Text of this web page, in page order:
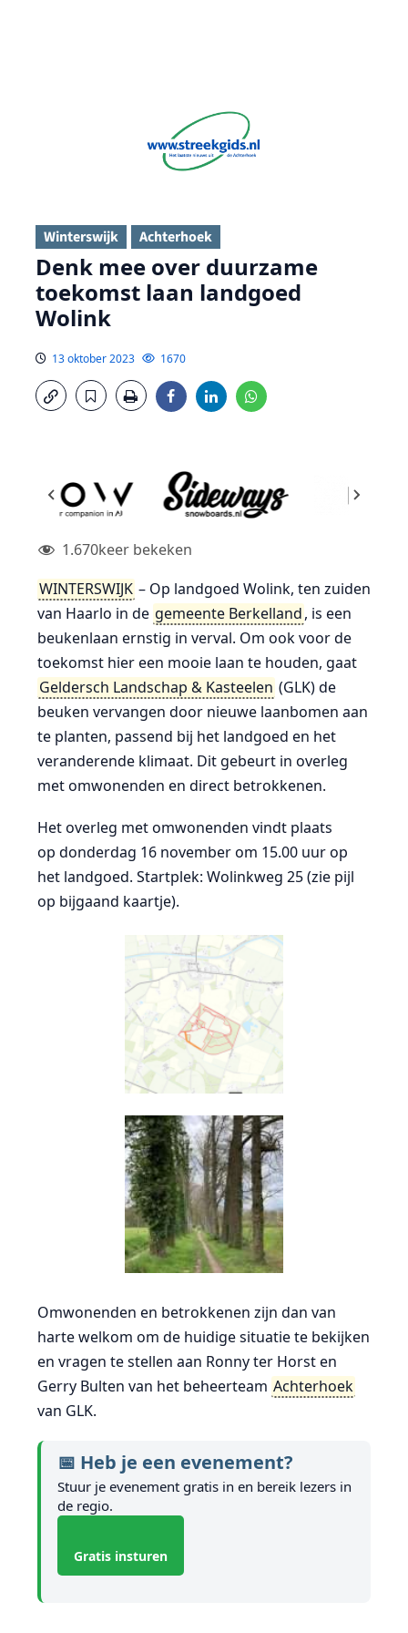
Winterswijk Achterhoek
Denk mee over duurzame
toekomst laan landgoed
Wolink
13 oktober 2023 1670
1.670keer bekeken
WINTERSWIJK – Op landgoed Wolink, ten zuiden
van Haarlo in de gemeente Berkelland, is een
beukenlaan ernstig in verval. Om ook voor de
toekomst hier een mooie laan te houden, gaat
Geldersch Landschap & Kasteelen (GLK) de
beuken vervangen door nieuwe laanbomen aan
te planten, passend bij het landgoed en het
veranderende klimaat. Dit gebeurt in overleg
met omwonenden en direct betrokkenen.
Het overleg met omwonenden vindt plaats
op donderdag 16 november om 15.00 uur op
het landgoed. Startplek: Wolinkweg 25 (zie pijl
op bijgaand kaartje).
Omwonenden en betrokkenen zijn dan van
harte welkom om de huidige situatie te bekijken
en vragen te stellen aan Ronny ter Horst en
Gerry Bulten van het beheerteam Achterhoek
van GLK.
📅 Heb je een evenement?
Stuur je evenement gratis in en bereik lezers in
de regio.
Gratis insturen